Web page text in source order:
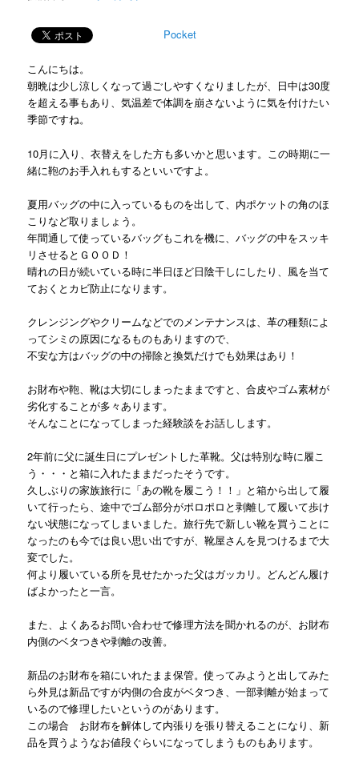
Pocket
こんにちは。
朝晩は少し涼しくなって過ごしやすくなりましたが、日中は30度
を超える事もあり、気温差で体調を崩さないように気を付けたい
季節ですね。
10月に入り、衣替えをした方も多いかと思います。この時期に一
緒に鞄のお手入れもするといいですよ。
夏用バッグの中に入っているものを出して、内ポケットの角のほ
こりなど取りましょう。
年間通して使っているバッグもこれを機に、バッグの中をスッキ
リさせるとＧＯＯＤ！
晴れの日が続いている時に半日ほど日陰干しにしたり、風を当て
ておくとカビ防止になります。
クレンジングやクリームなどでのメンテナンスは、革の種類によ
ってシミの原因になるものもありますので、
不安な方はバッグの中の掃除と換気だけでも効果はあり！
お財布や鞄、靴は大切にしまったままですと、合皮やゴム素材が
劣化することが多々あります。
そんなことになってしまった経験談をお話しします。
2年前に父に誕生日にプレゼントした革靴。父は特別な時に履こ
う・・・と箱に入れたままだったそうです。
久しぶりの家族旅行に「あの靴を履こう！！」と箱から出して履
いて行ったら、途中でゴム部分がポロポロと剥離して履いて歩け
ない状態になってしまいました。旅行先で新しい靴を買うことに
なったのも今では良い思い出ですが、靴屋さんを見つけるまで大
変でした。
何より履いている所を見せたかった父はガッカリ。どんどん履け
ばよかったと一言。
また、よくあるお問い合わせで修理方法を聞かれるのが、お財布
内側のベタつきや剥離の改善。
新品のお財布を箱にいれたまま保管。使ってみようと出してみた
ら外見は新品ですが内側の合皮がベタつき、一部剥離が始まって
いるので修理したいというのがあります。
この場合 お財布を解体して内張りを張り替えることになり、新
品を買うようなお値段ぐらいになってしまうものもあります。